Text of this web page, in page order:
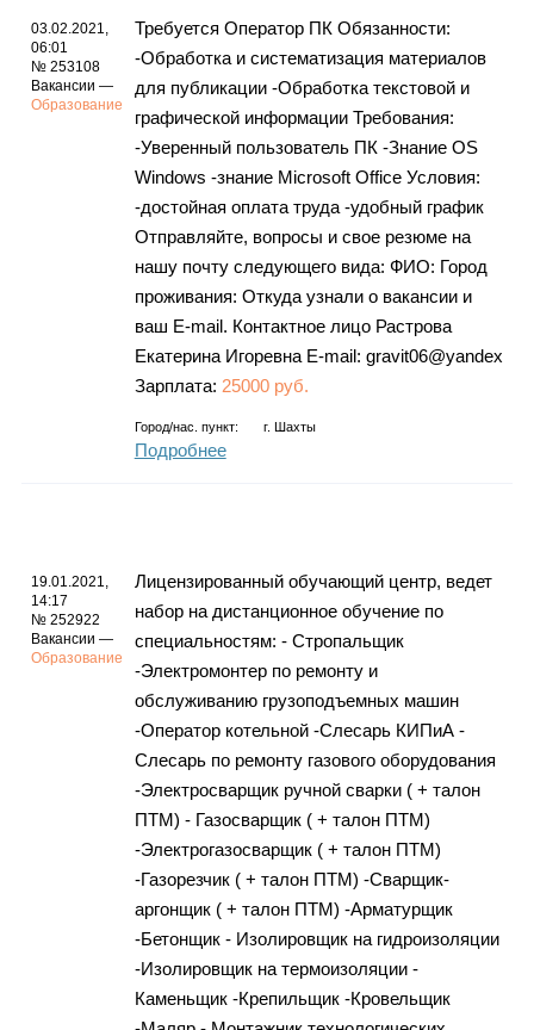
03.02.2021,
06:01
№ 253108
Вакансии —
Образование
Требуется Оператор ПК Обязанности:
-Обработка и систематизация материалов
для публикации -Обработка текстовой и
графической информации Требования:
-Уверенный пользователь ПК -Знание OS
Windows -знание Microsoft Office Условия:
-достойная оплата труда -удобный график
Отправляйте, вопросы и свое резюме на
нашу почту следующего вида: ФИО: Город
проживания: Откуда узнали о вакансии и
ваш E-mail. Контактное лицо Растрова
Екатерина Игоревна E-mail: gravit06@yandex
Зарплата: 25000 руб.
Город/нас. пункт: г. Шахты
Подробнее
19.01.2021,
14:17
№ 252922
Вакансии —
Образование
Лицензированный обучающий центр, ведет
набор на дистанционное обучение по
специальностям: - Стропальщик
-Электромонтер по ремонту и
обслуживанию грузоподъемных машин
-Оператор котельной -Слесарь КИПиА -
Слесарь по ремонту газового оборудования
-Электросварщик ручной сварки ( + талон
ПТМ) - Газосварщик ( + талон ПТМ)
-Электрогазосварщик ( + талон ПТМ)
-Газорезчик ( + талон ПТМ) -Сварщик-
аргонщик ( + талон ПТМ) -Арматурщик
-Бетонщик - Изолировщик на гидроизоляции
-Изолировщик на термоизоляции -
Каменьщик -Крепильщик -Кровельщик